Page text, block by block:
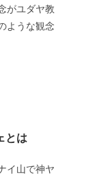
がユダヤ教
ような観念
とは
イ山で神ヤ